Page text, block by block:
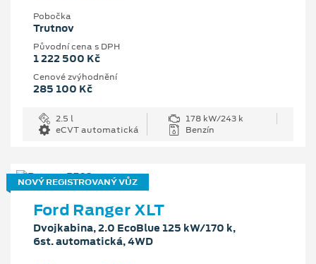
Pobočka
Trutnov
Původní cena s DPH
1 222 500 Kč
Cenové zvýhodnění
285 100 Kč
2.5 l
178 kW/243 k
eCVT automatická
Benzín
NOVÝ REGISTROVANÝ VŮZ
Ford Ranger XLT
Dvojkabina, 2.0 EcoBlue 125 kW/170 k,
6st. automatická, 4WD